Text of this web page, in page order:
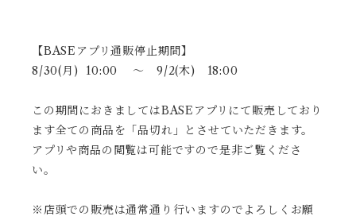
【BASEアプリ通販停止期間】
8/30(月) 10:00 ～ 9/2(木) 18:00
この期間におきましてはBASEアプリにて販売しており
ます全ての商品を「品切れ」とさせていただきます。
アプリや商品の閲覧は可能ですので是非ご覧くださ
い。
※店頭での販売は通常通り行いますのでよろしくお願